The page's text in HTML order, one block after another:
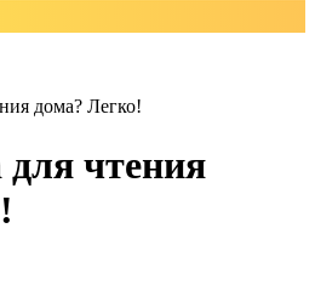
дома? Легко!
чтения